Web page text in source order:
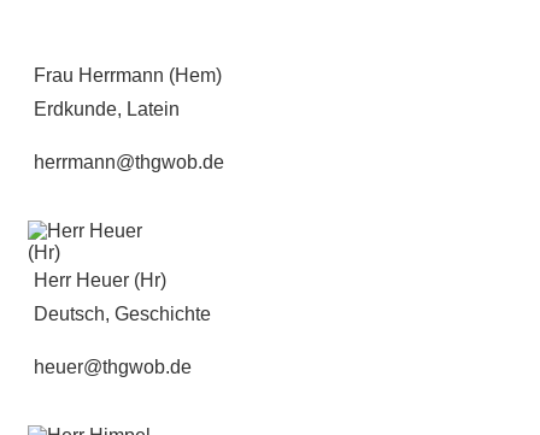
Frau Herrmann (Hem)
Erdkunde, Latein
herrmann@thgwob.de
Herr Heuer (Hr)
Deutsch, Geschichte
heuer@thgwob.de